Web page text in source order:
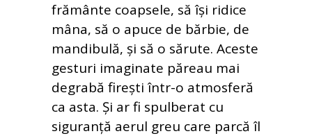
frământe coapsele, să își ridice
mâna, să o apuce de bărbie, de
mandibulă, și să o sărute. Aceste
gesturi imaginate păreau mai
degrabă firești într-o atmosferă
ca asta. Și ar fi spulberat cu
siguranță aerul greu care parcă îl